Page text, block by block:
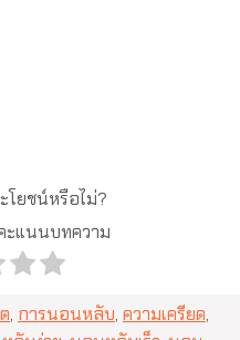
โยชน์หรือไม่?
ะแนนบทความ
, การนอนหลับ, ความเครียด,